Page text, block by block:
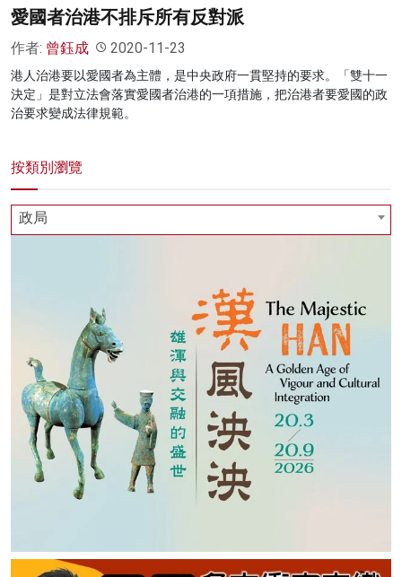
愛國者治港不排斥所有反對派
作者: 曾鈺成 2020-11-23
港人治港要以愛國者為主體，是中央政府一貫堅持的要求。「雙十一
決定」是對立法會落實愛國者治港的一項措施，把治港者要愛國的政
治要求變成法律規範。
按類別瀏覽
政局